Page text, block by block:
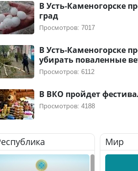
В Усть-Каменогорске
град
Просмотров: 7017
В Усть-Каменогорске
убирать поваленные
Просмотров: 6112
В ВКО пройдет
Просмотров: 4188
Мир